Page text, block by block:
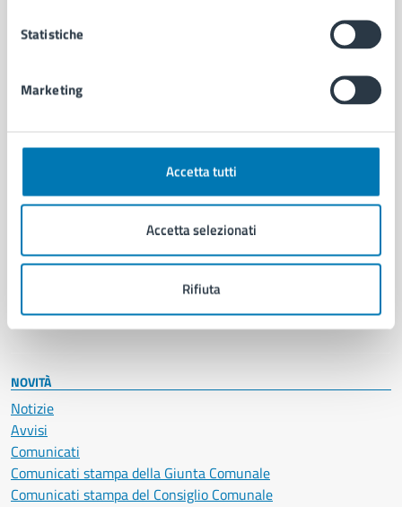
Statistiche
Marketing
Accetta tutti
Accetta selezionati
Rifiuta
Autorizzazioni
Documenti e certificati
Educazione e formazione
Giustizia e sicurezza pubblica
Imprese e commercio
Vita lavorativa
NOVITÀ
Notizie
Avvisi
Comunicati
Comunicati stampa della Giunta Comunale
Comunicati stampa del Consiglio Comunale